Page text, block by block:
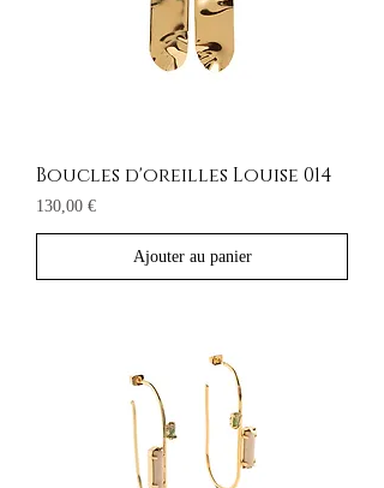
Boucles d'oreilles Louise 014
Prix
130,00 €
Ajouter au panier